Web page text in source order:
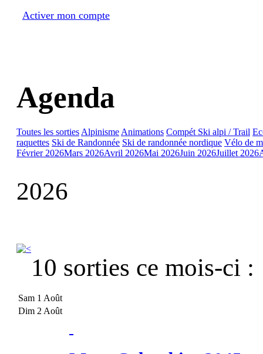
Activer mon compte
Agenda
Toutes les sortiesAlpinismeAnimations Compét Ski alpi / Trail
raquettes Ski de Randonnée Ski de randonnée nordique Vélo de
Février 2026Mars 2026Avril 2026Mai 2026Juin 2026Juillet 2026
2026
10 sorties ce mois-ci :
Sam 1 Août
Dim 2 Août